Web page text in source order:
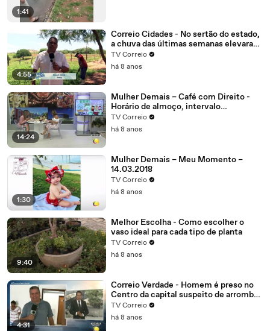
1:41
4:55
Correio Cidades - No sertão do estado,
a chuva das últimas semanas elevaram
o nível dos reservatórios na região de
Patos.
TV Correio
há 8 anos
14:24
Mulher Demais – Café com Direito -
Horário de almoço, intervalo
interjornada tudo isso é direito do
trabalhador, mas com algumas regras
TV Correio
há 8 anos
1:30
Mulher Demais – Meu Momento –
14.03.2018
TV Correio
há 8 anos
9:40
Melhor Escolha - Como escolher o
vaso ideal para cada tipo de planta
TV Correio
há 8 anos
4:31
Correio Verdade - Homem é preso no
Centro da capital suspeito de arrombar
uma casa
TV Correio
há 8 anos